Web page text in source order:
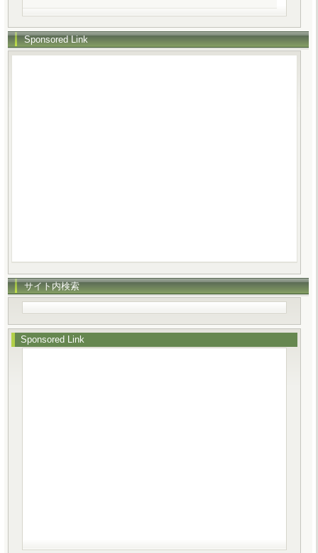
Sponsored Link
サイト内検索
Sponsored Link